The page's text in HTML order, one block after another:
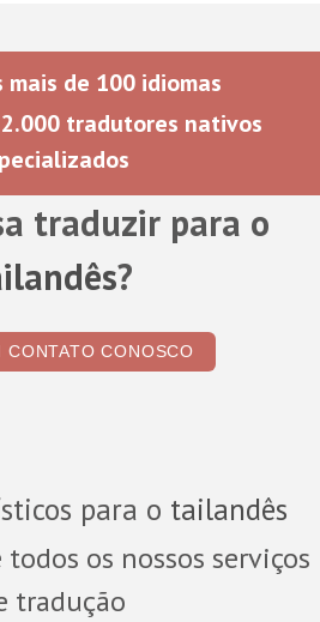
mais de 100 idiomas
2.000 tradutores nativos
traduzir para o
?
CONTATO CONOSCO
para o tailandês
os nossos serviços
tradução